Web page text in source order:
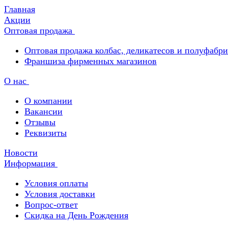
Главная
Акции
Оптовая продажа
Оптовая продажа колбас, деликатесов и
Франшиза фирменных магазинов
О нас
О компании
Вакансии
Отзывы
Реквизиты
Новости
Информация
Условия оплаты
Условия доставки
Вопрос-ответ
Скидка на День Рождения